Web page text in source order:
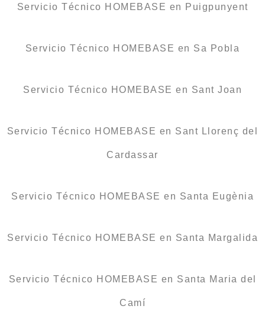
Servicio Técnico HOMEBASE en Puigpunyent
Servicio Técnico HOMEBASE en Sa Pobla
Servicio Técnico HOMEBASE en Sant Joan
Servicio Técnico HOMEBASE en Sant Llorenç del
Cardassar
Servicio Técnico HOMEBASE en Santa Eugènia
Servicio Técnico HOMEBASE en Santa Margalida
Servicio Técnico HOMEBASE en Santa Maria del
Camí